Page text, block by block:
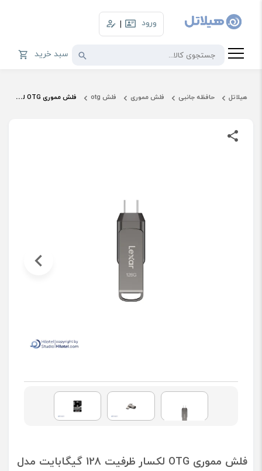
ورود |
سبد خرید
هیلاتل حافظه جانبی فلش مموری فلش otg فلش مموری OTG لکسار ظرفیت 128 گیگابایت مدل D400
فلش مموری OTG لکسار ظرفیت 128 گیگابایت مدل D400